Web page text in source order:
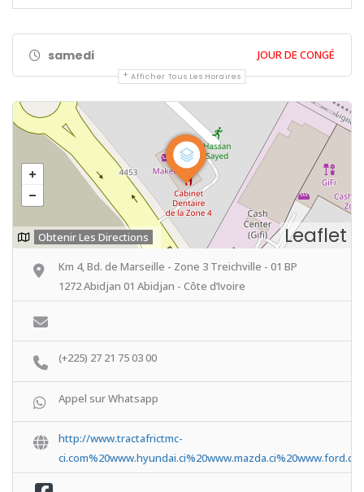
samedi JOUR DE CONGÉ
Afficher Tous Les Horaires
Leaflet
Obtenir Les Directions
Km 4, Bd. de Marseille - Zone 3 Treichville - 01 BP
1272 Abidjan 01 Abidjan - Côte d’Ivoire
(+225) 27 21 75 03 00
Appel sur Whatsapp
http://www.tractafrictmc-
ci.com%20www.hyundai.ci%20www.mazda.ci%20www.ford.ci